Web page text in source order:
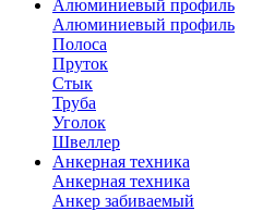
Алюминиевый профиль
Алюминиевый профиль
Полоса
Пруток
Стык
Труба
Уголок
Швеллер
Анкерная техника
Анкерная техника
Анкер забиваемый